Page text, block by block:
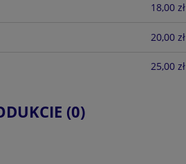
18,00 zł
20,00 zł
25,00 zł
(0)